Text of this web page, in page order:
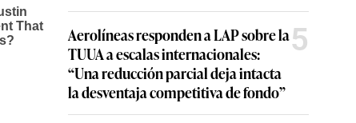
Aerolíneas responden a LAP sobre la
TUUA a escalas internacionales:
“Una reducción parcial deja intacta
la desventaja competitiva de fondo”
5